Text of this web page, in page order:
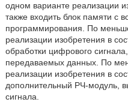
одном варианте реализации
также входить блок памяти с
программирования. По
реализации изобретения в
обработки цифрового
передаваемых данных. По
реализации изобретения в
дополнительный РЧ-модуль,
сигнала.